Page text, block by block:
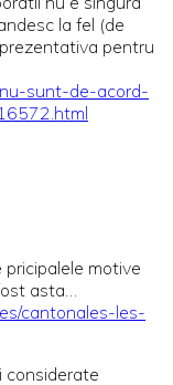
la fel (de
pentru
sunt-de-acord-
pricipalele motive
asta…
cantonales-les-
considerate